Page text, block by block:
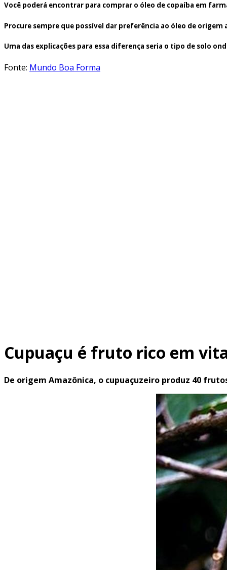
Você poderá encontrar para comprar o óleo de copaíba em
Procure sempre que possível dar preferência ao óleo de
Uma das explicações para essa diferença seria o tipo de solo
Fonte: Mundo Boa Forma
Cupuaçu é fruto rico em
De origem Amazônica, o cupuaçuzeiro produz 40